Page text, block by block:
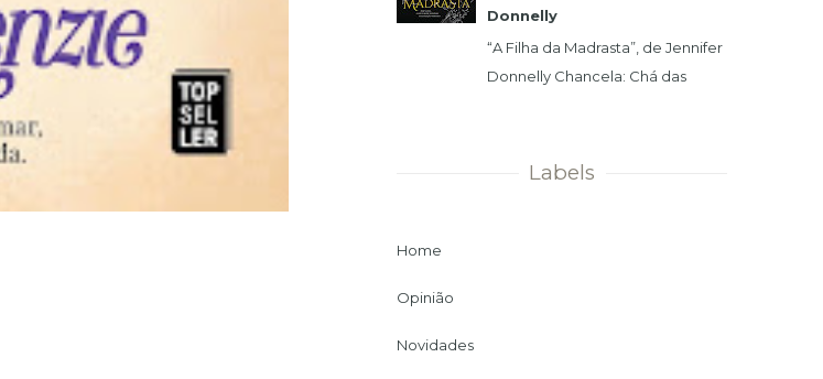
Donnelly
“A Filha da Madrasta”, de Jennifer
Donnelly Chancela: Chá das
Labels
Home
Opinião
Novidades